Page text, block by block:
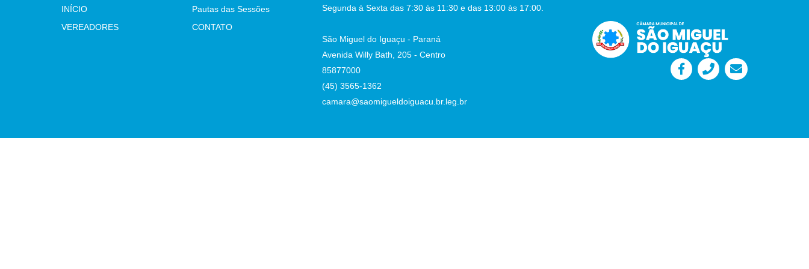
INÍCIO
Pautas das Sessões
VEREADORES
CONTATO
Segunda à Sexta das 7:30 às 11:30 e das 13:00 às 17:00.
São Miguel do Iguaçu - Paraná
Avenida Willy Bath, 205 - Centro
85877000
(45) 3565-1362
camara@saomigueldoiguacu.br.leg.br